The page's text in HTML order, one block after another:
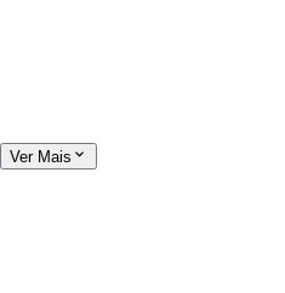
Ver Mais